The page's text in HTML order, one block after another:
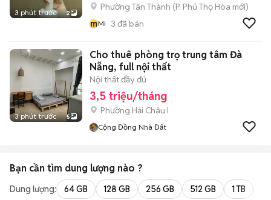
3 phút trước 2
Phường Tân Thành (P. Phú Thọ Hòa mới)
mMi 3 đã bán
3 phút trước 5
Cho thuê phòng trọ trung tâm Đà
Nẵng, full nội thất
Nội thất đầy đủ
3,5 triệu/tháng
Phường Hải Châu I
Cộng Đồng Nhà Đất
Bạn cần tìm dung lượng nào ?
Dung lượng: 64 GB 128 GB 256 GB 512 GB 1 TB